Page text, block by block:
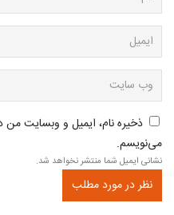
ذخیره نام، ایمیل و وبسایت من
می‌نویسم.
نشانی ایمیل شما منتشر نخواهد شد.